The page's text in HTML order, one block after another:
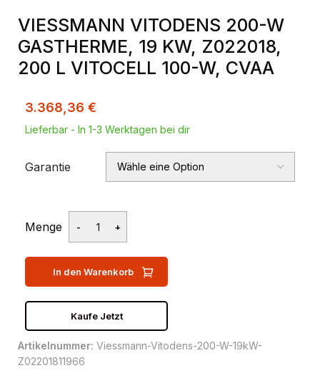
VIESSMANN VITODENS 200-W
GASTHERME, 19 KW, Z022018,
200 L VITOCELL 100-W, CVAA
3.368,36 €
Lieferbar - In 1-3 Werktagen bei dir
Garantie
Menge
In den Warenkorb
Kaufe Jetzt
Artikelnummer: Viessmann-Vitodens-200-W-19kW-
Z02201811966